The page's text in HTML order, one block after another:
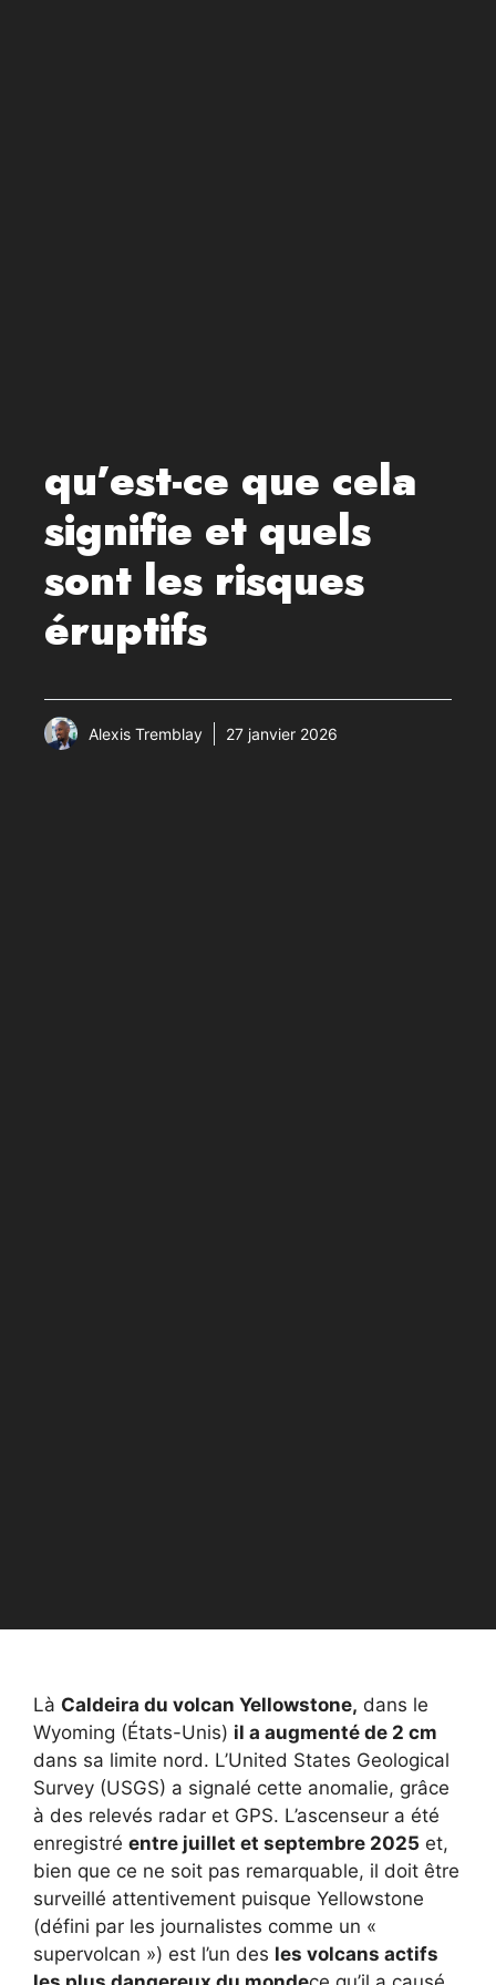
qu’est-ce que cela
signifie et quels
sont les risques
éruptifs
Alexis Tremblay 27 janvier 2026
Là Caldeira du volcan Yellowstone, dans le
Wyoming (États-Unis) il a augmenté de 2 cm
dans sa limite nord. L’United States Geological
Survey (USGS) a signalé cette anomalie, grâce
à des relevés radar et GPS. L’ascenseur a été
enregistré entre juillet et septembre 2025 et,
bien que ce ne soit pas remarquable, il doit être
surveillé attentivement puisque Yellowstone
(défini par les journalistes comme un «
supervolcan ») est l’un des les volcans actifs